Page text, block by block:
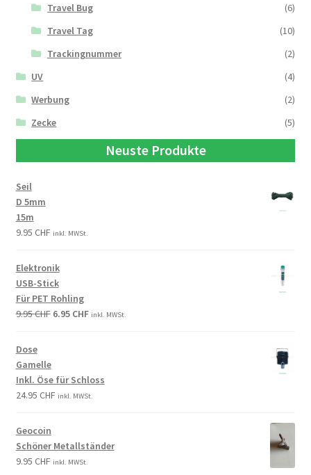
Travel Bug
(6)
Travel Tag
(10)
Trackingnummer
(2)
UV
(4)
Werbung
(2)
Zecke
(5)
Neuste Produkte
Seil
D 5mm
15m
9.95 CHF inkl. MWSt.
Elektronik
USB-Stick
Für PET Rohling
9.95CHF 6.95 CHF inkl. MWSt.
Dose
Gamelle
Inkl. Öse für Schloss
24.95 CHF inkl. MWSt.
Geocoin
Schöner Metallständer
9.95 CHF inkl. MWSt.